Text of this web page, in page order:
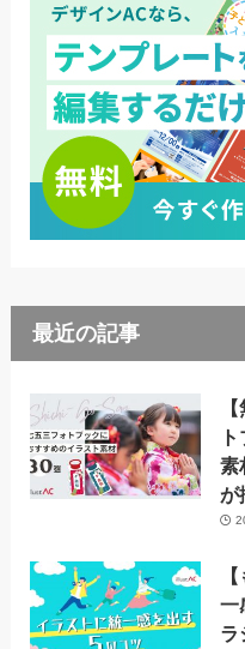
最近の記事
素
が
一
ラ